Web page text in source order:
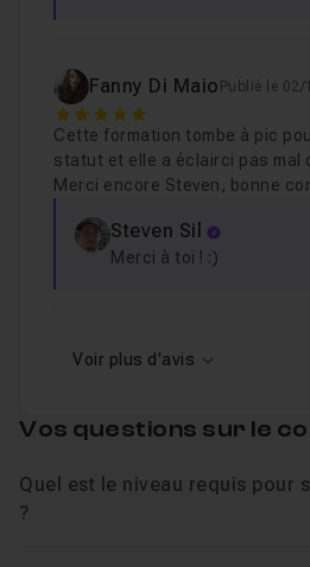
Fanny Di Maio Publié le
5
Cette formation tombe à pic
statut et elle a éclairci pas mal
Merci encore Steven, bonne
Steven Sil
Merci à toi ! :)
Voir plus d'avis
Vos questions sur le
Quel est le niveau requis pour
?